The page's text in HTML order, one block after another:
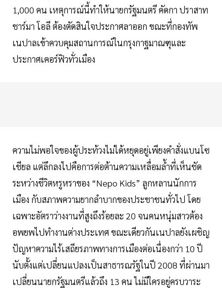
1,000 คน เหตุการณ์นี้ทำให้นายกรัฐมนตรี คัดกา ปราสาท
ชาร์มา โอลี ต้องตัดสินใจประกาศลาออก ขณะที่กองทัพ
เนปาลเข้าควบคุมสถานการณ์ในกรุงกาฐมาณฑุและ
ประกาศเคอร์ฟิวทั่วเมือง
ความไม่พอใจของผู้ประท้วงไม่ได้หยุดอยู่เพียงคำสั่งแบนโซ
เชียล แต่ลึกลงไปคือการต่อต้านความเหลื่อมล้ำที่เห็นชัด
ระหว่างชีวิตหรูหราของ “Nepo Kids” ลูกหลานนักการ
เมือง กับสภาพความยากลำบากของประชาชนทั่วไป โดย
เฉพาะอัตราว่างงานที่สูงถึงร้อยละ 20 จนคนหนุ่มสาวต้อง
อพยพไปทำงานต่างประเทศ ขณะเดียวกันเนปาลยังเผชิญ
ปัญหาความไร้เสถียรภาพทางการเมืองต่อเนื่องกว่า 10 ปี
นับตั้งแต่เปลี่ยนแปลงเป็นสาธารณรัฐในปี 2008 ที่ผ่านมา
เปลี่ยนนายกรัฐมนตรีแล้วถึง 13 คน ไม่มีใครอยู่ครบวาระ